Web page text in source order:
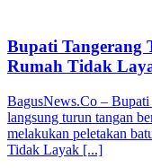
Bupati Tangerang
Rumah Tidak
BagusNews.Co –
langsung turun tangan
melakukan peletakan
Tidak Layak [...]